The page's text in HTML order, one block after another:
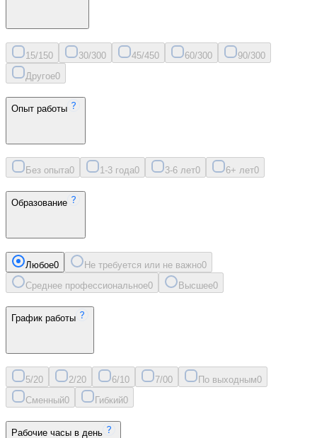
15/150 30/300 45/450 60/300 90/300
Другое0
Опыт работы
Без опыта0 1-3 года0 3-6 лет0 6+ лет0
Образование
Любое0 Не требуется или не важно0
Среднее профессиональное0 Высшее0
График работы
5/20 2/20 6/10 7/00 По выходным0
Сменный0 Гибкий0
Рабочие часы в день